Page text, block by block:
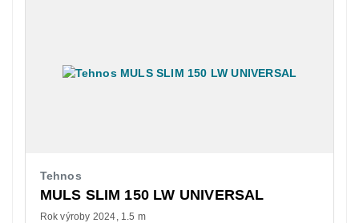
Tehnos
MULS SLIM 150 LW UNIVERSAL
Rok výroby 2024 1.5 m